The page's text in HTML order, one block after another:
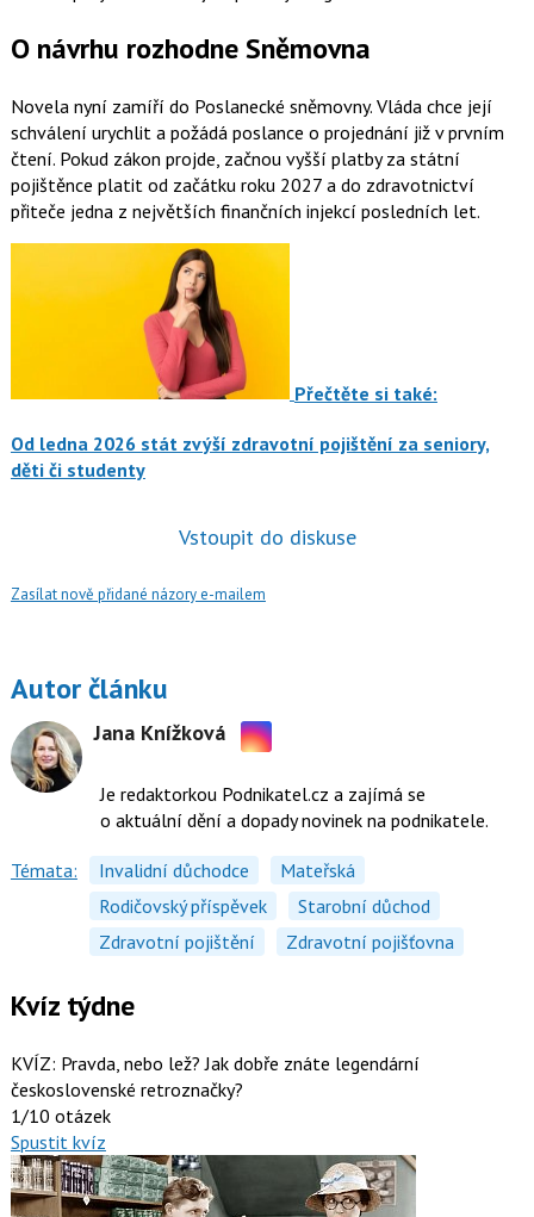
O návrhu rozhodne Sněmovna
Novela nyní zamíří do Poslanecké sněmovny. Vláda chce její
schválení urychlit a požádá poslance o projednání již v prvním
čtení. Pokud zákon projde, začnou vyšší platby za státní
pojištěnce platit od začátku roku 2027 a do zdravotnictví
přiteče jedna z největších finančních injekcí posledních let.
Přečtěte si také:
Od ledna 2026 stát zvýší zdravotní pojištění za seniory,
děti či studenty
Vstoupit do diskuse
Zasílat nově přidané názory e-mailem
Autor článku
Jana Knížková
Sdílejte
Instagramu
Je redaktorkou Podnikatel.cz a zajímá se
o aktuální dění a dopady novinek na podnikatele.
Témata: Invalidní důchodce
Mateřská
Rodičovský příspěvek
Starobní důchod
Zdravotní pojištění
Zdravotní pojišťovna
Kvíz týdne
KVÍZ: Pravda, nebo lež? Jak dobře znáte legendární
československé retroznačky?
1/10 otázek
Spustit kvíz